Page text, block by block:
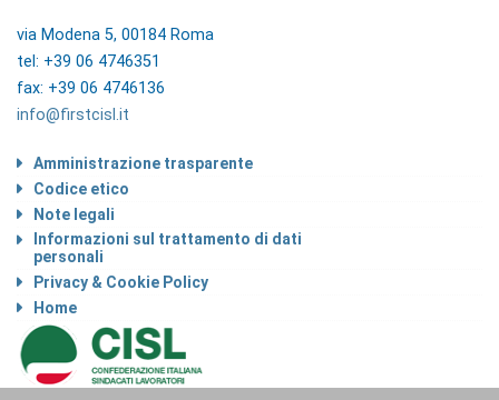
via Modena 5, 00184 Roma
tel: +39 06 4746351
fax: +39 06 4746136
info@firstcisl.it
Amministrazione trasparente
Codice etico
Note legali
Informazioni sul trattamento di dati
personali
Privacy & Cookie Policy
Home